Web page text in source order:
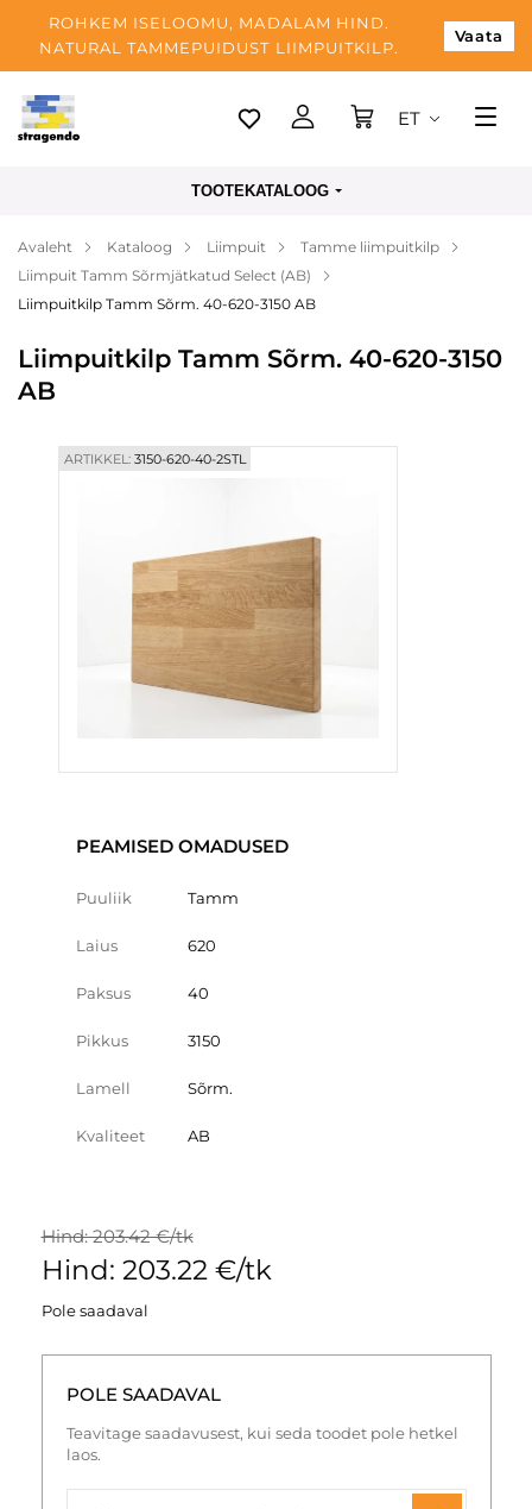
ROHKEM ISELOOMU, MADALAM HIND.
NATURAL TAMMEPUIDUST LIIMPUITKILP.
Vaata
Tallinn
Makse
Meist
Kontaktid
ET
TOOTEKATALOOG
Avaleht Kataloog Liimpuit
Tamme liimpuitkilp
Liimpuit Tamm Sõrmjätkatud Select (AB)
Liimpuitkilp Tamm Sõrm. 40-620-3150 AB
Liimpuitkilp Tamm Sõrm. 40-620-3150
AB
ARTIKKEL:3150-620-40-2STL
PEAMISED OMADUSED
Puuliik Tamm
Laius 620
Paksus 40
Pikkus 3150
Lamell Sõrm.
Kvaliteet AB
Hind: 203.42 €/tk
Hind: 203.22 €/tk
Pole saadaval
POLE SAADAVAL
Teavitage saadavusest, kui seda toodet pole hetkel
laos.